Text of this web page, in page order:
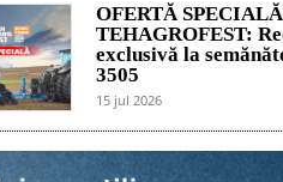
OFERTĂ
TEHAGROFEST:
exclusivă la
3505
15 jul 2026